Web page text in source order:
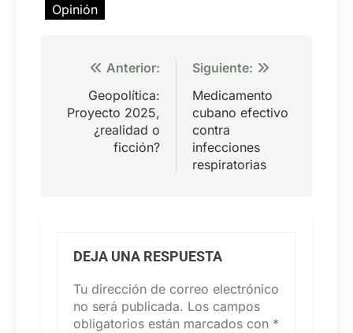
Opinión
Navegación
entradas
Anterior:
Geopolítica:
Proyecto 2025,
¿realidad o
ficción?
Siguiente:
Medicamento
cubano efectivo
contra
infecciones
respiratorias
DEJA UNA RESPUESTA
Tu dirección de correo electrónico
no será publicada. Los campos
obligatorios están marcados con *